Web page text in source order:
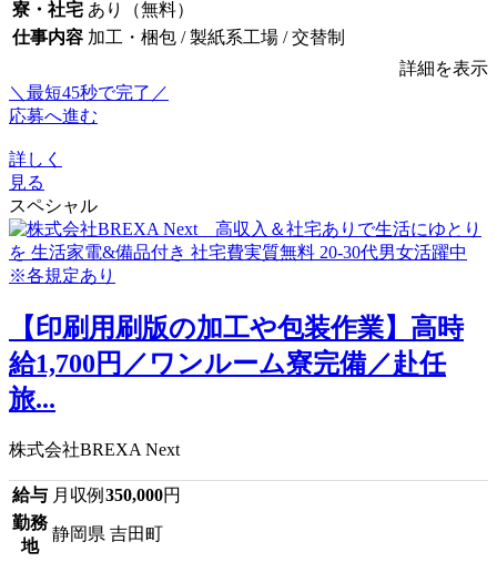
寮・社宅 あり（無料）
仕事内容 加工・梱包 / 製紙系工場 / 交替制
詳細を表示
＼最短45秒で完了／
応募へ進む
詳しく
見る
スペシャル
【印刷用刷版の加工や包装作業】高時
給1,700円／ワンルーム寮完備／赴任
旅...
株式会社BREXA Next
給与 月収例 350,000円
勤務
地
静岡県 吉田町